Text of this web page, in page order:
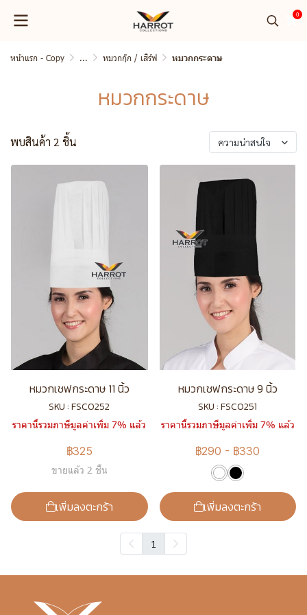
0
หน้าแรก - Copy ... หมวกกุ๊ก / เสิร์ฟ หมวกกระดาษ
หมวกกระดาษ
พบสินค้า 2 ชิ้น ความน่าสนใจ
หมวกเชฟกระดาษ 11 นิ้ว
SKU : FSC0252
ราคานี้รวมภาษีมูลค่าเพิ่ม 7% แล้ว
฿325
ขายแล้ว 2 ชิ้น
เพิ่มลงตะกร้า
หมวกเชฟกระดาษ 9 นิ้ว
SKU : FSC0251
ราคานี้รวมภาษีมูลค่าเพิ่ม 7% แล้ว
฿290 - ฿330
เพิ่มลงตะกร้า
1